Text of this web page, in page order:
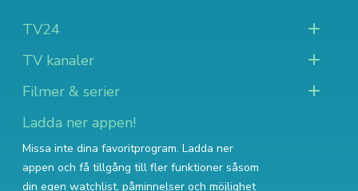
TV24
TV kanaler
Filmer & serier
Ladda ner appen!
Missa inte dina favoritprogram. Ladda ner
appen och få tillgång till fler funktioner såsom
din egen watchlist, påminnelser och möjlighet